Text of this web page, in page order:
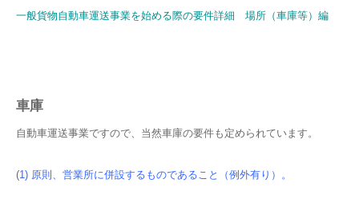
一般貨物自動車運送事業を始める際の要件詳細 場所（車庫等）編
車庫
自動車運送事業ですので、当然車庫の要件も定められています。
(1) 原則、営業所に併設するものであること（例外有り）。